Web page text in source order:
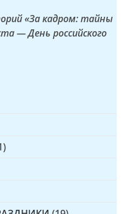
«За кадром: тайны
— День российского